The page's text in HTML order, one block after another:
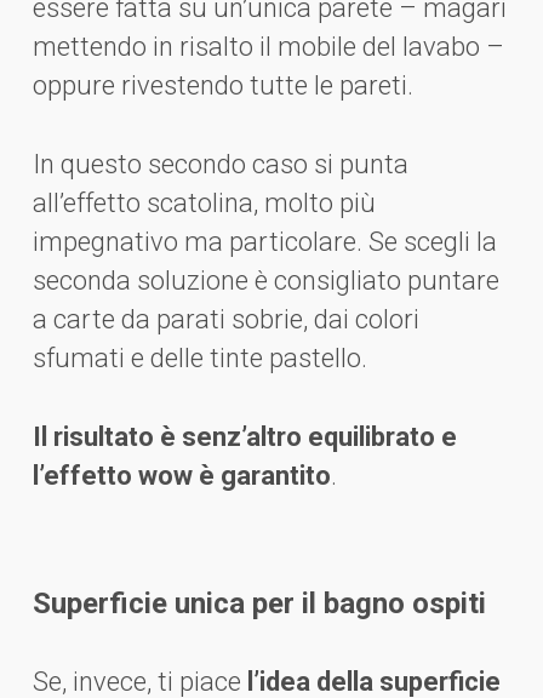
essere fatta su un’unica parete – magari
mettendo in risalto il mobile del lavabo –
oppure rivestendo tutte le pareti.
In questo secondo caso si punta
all’effetto scatolina, molto più
impegnativo ma particolare. Se scegli la
seconda soluzione è consigliato puntare
a carte da parati sobrie, dai colori
sfumati e delle tinte pastello.
Il risultato è senz’altro equilibrato e
l’effetto wow è garantito.
Superficie unica per il bagno ospiti
Se, invece, ti piace l’idea della superficie